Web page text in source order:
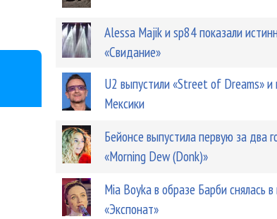
Alessa Majik и sp84 показали
«Свидание»
U2 выпустили «Street of Dreams» и
Мексики
Бейонсе выпустила первую за два
«Morning Dew (Donk)»
Mia Boyka в образе Барби снялась в
«Экспонат»